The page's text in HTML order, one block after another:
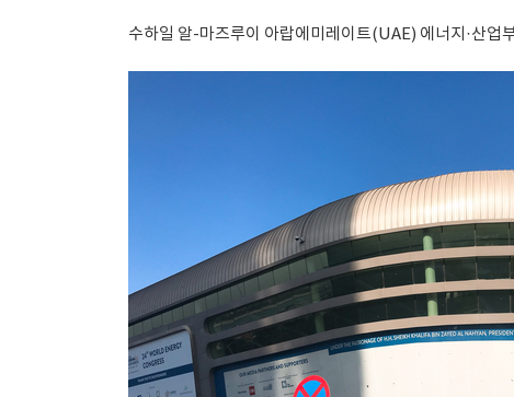
수하일 알-마즈루이 아랍에미레이트(UAE) 에너지·산업